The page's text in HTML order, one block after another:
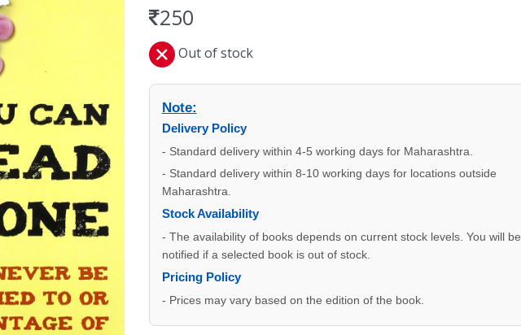
250
Out of stock
Note:
Delivery Policy
- Standard delivery within 4-5 working days for Maharashtra.
- Standard delivery within 8-10 working days for locations outside
Maharashtra.
Stock Availability
- The availability of books depends on current stock levels. You will be
notified if a selected book is out of stock.
Pricing Policy
- Prices may vary based on the edition of the book.